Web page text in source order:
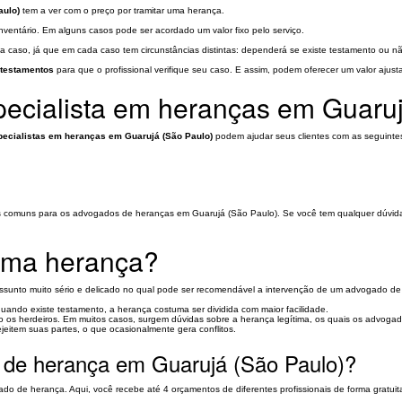
tem a ver com o preço por tramitar uma herança.
Em alguns casos pode ser acordado um valor fixo pelo serviço.
caso, já que em cada caso tem circunstâncias distintas: dependerá se existe testamento ou
para que o profissional verifique seu caso. E assim, podem oferecer um valor
em heranças em
em heranças em Guarujá (São Paulo) podem ajudar seus clientes com as
para os advogados de heranças em Guarujá (São Paulo). Se você tem qualquer
herança?
muito sério e delicado no qual pode ser recomendável a intervenção de um advogado
existe testamento, a herança costuma ser dividida com maior facilidade.
herdeiros. Em muitos casos, surgem dúvidas sobre a herança legítima, os quais os
suas partes, o que ocasionalmente gera conflitos.
herança em Guarujá (São Paulo)?
de herança. Aqui, você recebe até 4 orçamentos de diferentes profissionais de forma